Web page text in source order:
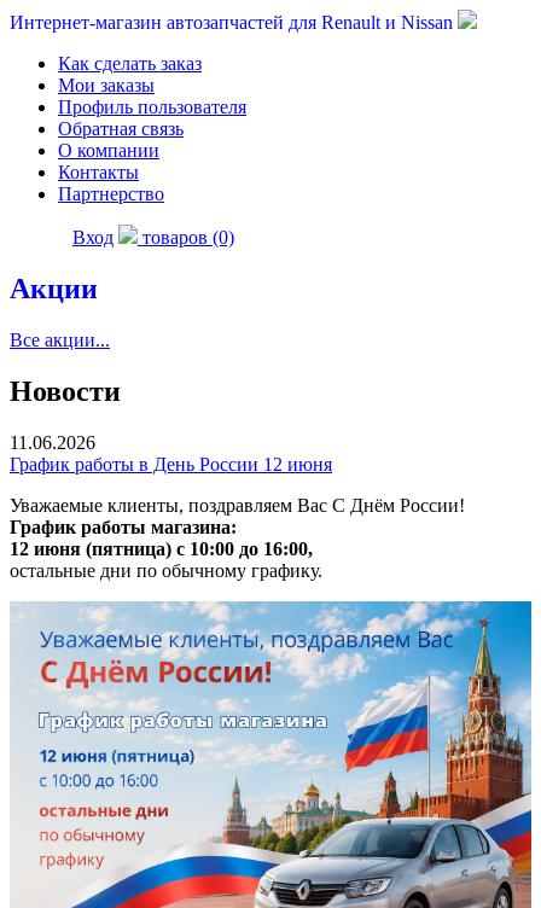
Интернет-магазин автозапчастей для Renault и Nissan
Как сделать заказ
Мои заказы
Профиль пользователя
Обратная связь
О компании
Контакты
Партнерство
Вход товаров (0)
Акции
Все акции...
Новости
11.06.2026
График работы в День России 12 июня
Уважаемые клиенты, поздравляем Вас С Днём России!
График работы магазина:
12 июня (пятница) с 10:00 до 16:00,
остальные дни по обычному графику.